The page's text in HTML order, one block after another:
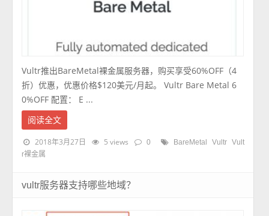
Vultr推出BareMetal裸金属服务器，购买享受60%OFF（4
折）优惠，优惠价格$120美元/月起。 Vultr Bare Metal 6
0%OFF 配置： E ...
阅读全文
2018年3月27日 5 views 0 BareMetal Vultr
Vult
r裸金属
vultr服务器支持哪些地域？